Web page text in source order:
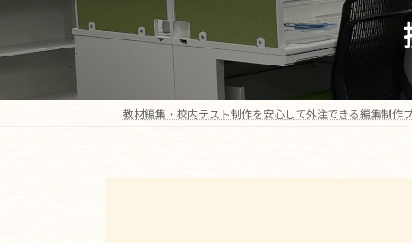
プ
動
教材編集・校内テスト制作を安心して外注できる編集制作